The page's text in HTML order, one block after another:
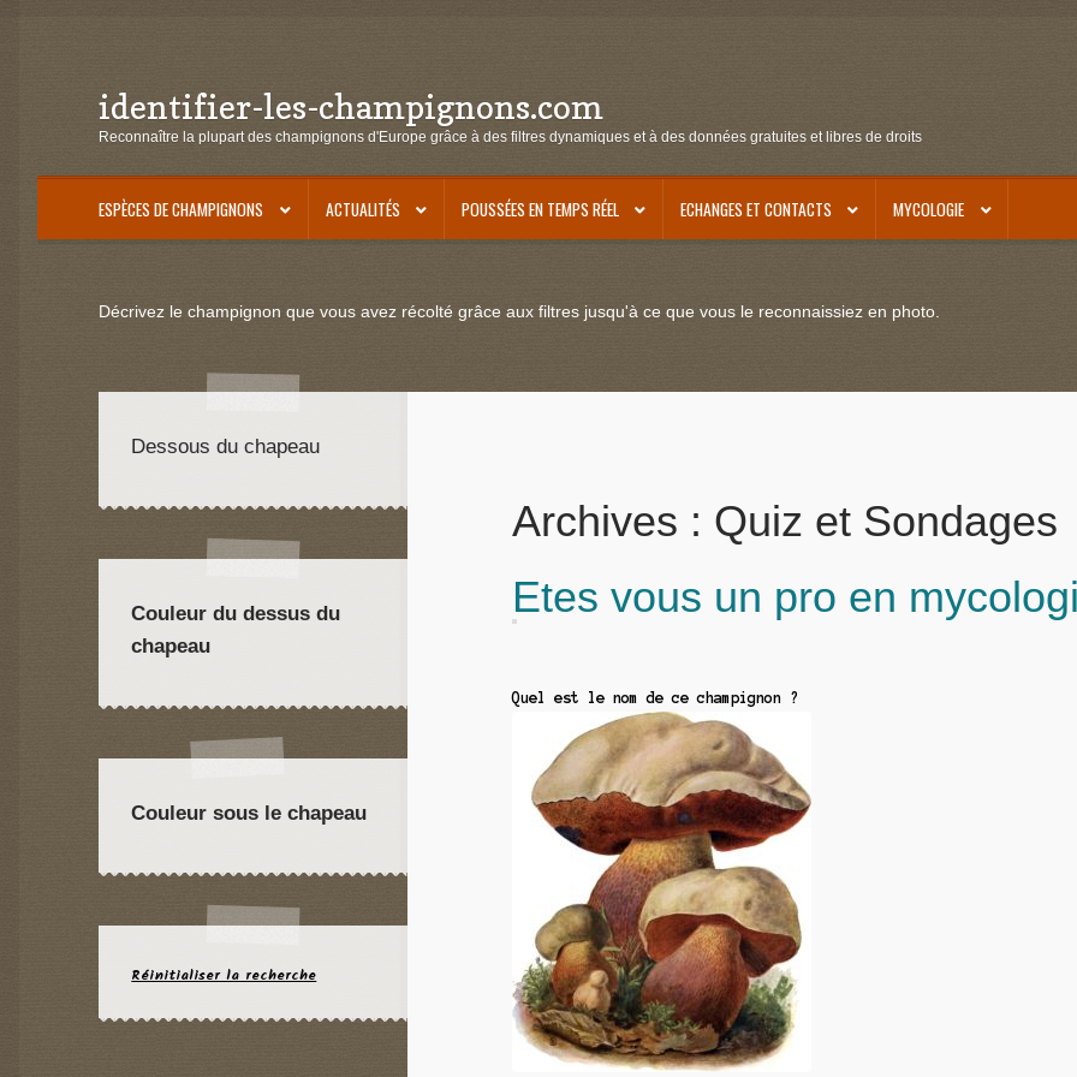
Aller
à
navigation
Aller
au
identifier-les-champignons.com
Reconnaître la plupart des champignons d'Europe grâce à des filtres dynamiques et à des données gratuites et libres de droits
ESPÈCES DE CHAMPIGNONS ACTUALITÉS POUSSÉES EN TEMPS RÉEL ECHANGES ET CONTACTS MYCOLOGIE
Décrivez le champignon que vous avez récolté grâce aux filtres jusqu'à ce que vous le reconnaissiez en photo.
Archives : Quiz et Sondages
Etes vous un pro en
Quel est le nom de ce champignon ?
Dessous du chapeau
Couleur du dessus du
chapeau
Couleur sous le chapeau
Réinitialiser la recherche